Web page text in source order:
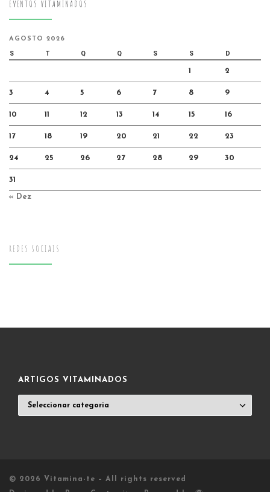
EVENTOS VITAMINADOS
AGOSTO 2026
S T Q Q S S D
1 2
3 4 5 6 7 8 9
10 11 12 13 14 15 16
17 18 19 20 21 22 23
24 25 26 27 28 29 30
31
« Dez
REDES SOCIAIS
ARTIGOS VITAMINADOS
VITAMINADOS
© 2026 Vitamina-te – All rights reserved